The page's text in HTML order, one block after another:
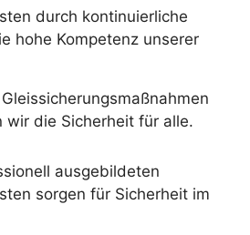
durch kontinuierliche
hohe Kompetenz unserer
wir die Sicherheit für alle.
ausgebildeten
sorgen für Sicherheit im